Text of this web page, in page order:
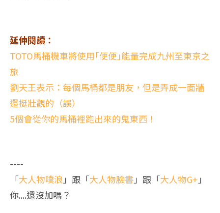
延伸閱讀：
TOTO馬桶機車將使用｢便便｣能量完成九州至東京之
旅
劉天王表示：每個馬桶都是朋友，但是弄成一面牆
還挺壯觀的（誤）
5個會從你的馬桶裡跑出來的鬼東西！
----
「大人物噗浪 」跟「大人物臉書」跟「大人物G+ 」
你....還沒加嗎？